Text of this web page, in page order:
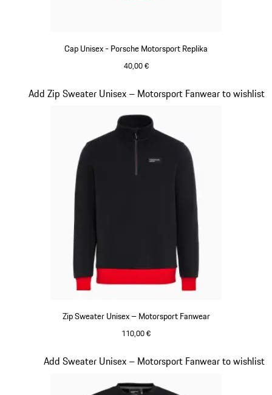
Cap Unisex - Porsche Motorsport Replika
40,00 €
Zip Sweater Unisex – Motorsport Fanwear
110,00 €
Add Zip Sweater Unisex – Motorsport Fanwear to wishlist
Slide 15 von 20
Add Sweater Unisex – Motorsport Fanwear to wishlist
Slide 16 von 20